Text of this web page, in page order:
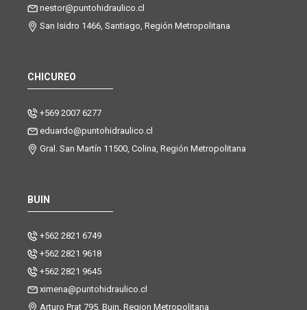
nestor@puntohidraulico.cl
San Isidro 1466, Santiago, Región Metropolitana
CHICUREO
+569 2007 6277
eduardo@puntohidraulico.cl
Gral. San Martín 11500, Colina, Región Metropolitana
BUIN
+562 2821 6749
+562 2821 9618
+562 2821 9645
ximena@puntohidraulico.cl
Arturo Prat 795, Buin, Region Metropolitana